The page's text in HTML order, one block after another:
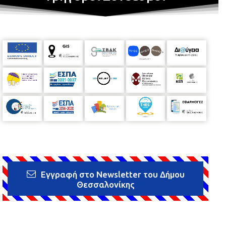
Εγγραφή στο Newsletter του Δήμου
Θεσσαλονίκης